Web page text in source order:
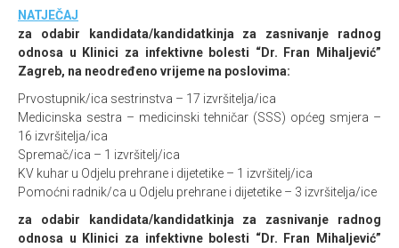
NATJEČAJ
za odabir kandidata/kandidatkinja za zasnivanje radnog
odnosa u Klinici za infektivne bolesti “Dr. Fran Mihaljević”
Zagreb, na neodređeno vrijeme na poslovima:
Prvostupnik/ica sestrinstva – 17 izvršitelja/ica
Medicinska sestra – medicinski tehničar (SSS) općeg smjera –
16 izvršitelja/ica
Spremač/ica – 1 izvršitelj/ica
KV kuhar u Odjelu prehrane i dijetetike – 1 izvršitelj/ica
Pomoćni radnik/ca u Odjelu prehrane i dijetetike – 3 izvršitelja/ice
za odabir kandidata/kandidatkinja za zasnivanje radnog
odnosa u Klinici za infektivne bolesti “Dr. Fran Mihaljević”